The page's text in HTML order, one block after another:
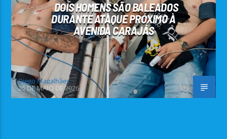
DOIS HOMENS SÃO BALEADOS
DURANTE ATAQUE PRÓXIMO À
AVENIDA CARAJÁS
Diego Magalhães
25 DE MAIO DE 2026